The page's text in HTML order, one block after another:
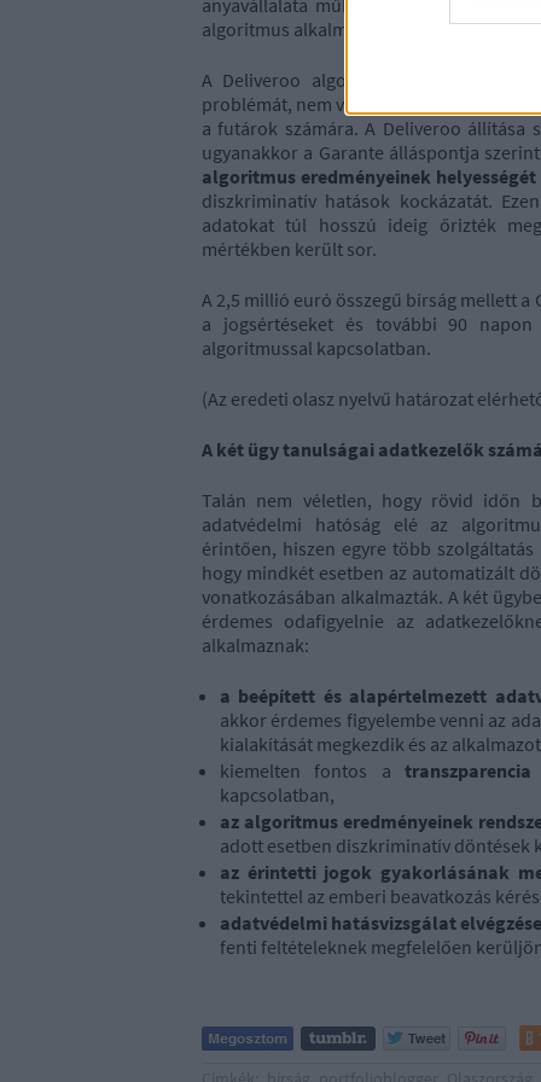
anyavállalata működtette ír
algoritmus alkalmazására a
A Deliveroo algoritmusa kapcsán is a
problémát, nem volt világos az
a futárok számára. A Deliveroo állítása
ugyanakkor a Garante álláspontja
algoritmus eredményeinek helyességét
diszkriminatív hatások kockázatát.
adatokat túl hosszú ideig őrizték
mértékben került sor.
A 2,5 millió euró összegű bírság mellett
a jogsértéseket és további 90
algoritmussal kapcsolatban.
(Az eredeti olasz nyelvű határozat
A két ügy tanulságai adatkezelők
Talán nem véletlen, hogy rövid időn
adatvédelmi hatóság elé az
érintően, hiszen egyre több
hogy mindkét esetben az automatizált
vonatkozásában alkalmazták. A két
érdemes odafigyelnie az
alkalmaznak:
a beépített és alapértelmezett
akkor érdemes figyelembe venni az
kialakítását megkezdik és az
kiemelten fontos a
kapcsolatban,
az algoritmus eredményeinek
adott esetben diszkriminatív döntések
az érintetti jogok gyakorlásának
tekintettel az emberi beavatkozás
adatvédelmi hatásvizsgálat
fenti feltételeknek megfelelően